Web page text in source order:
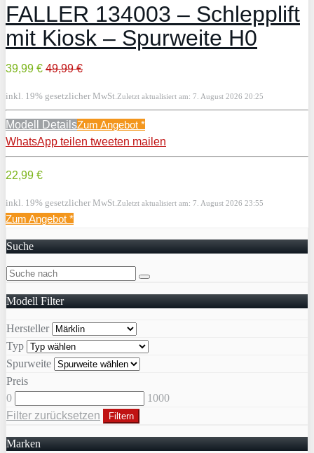
FALLER 134003 – Schlepplift
mit Kiosk – Spurweite H0
39,99 € 49,99 €
inkl. 19% gesetzlicher MwSt.Zuletzt aktualisiert am: 7. August 2026 20:25
Modell DetailsZum Angebot *
WhatsApp teilen tweeten mailen
22,99 €
inkl. 19% gesetzlicher MwSt.Zuletzt aktualisiert am: 7. August 2026 23:55
Zum Angebot *
Suche
Modell Filter
Hersteller
Typ
Spurweite
Preis
0
1000
Filter zurücksetzen
Filtern
Marken